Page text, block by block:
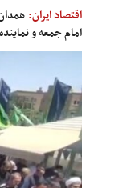
اقتصاد ایران:
امام جمعه و